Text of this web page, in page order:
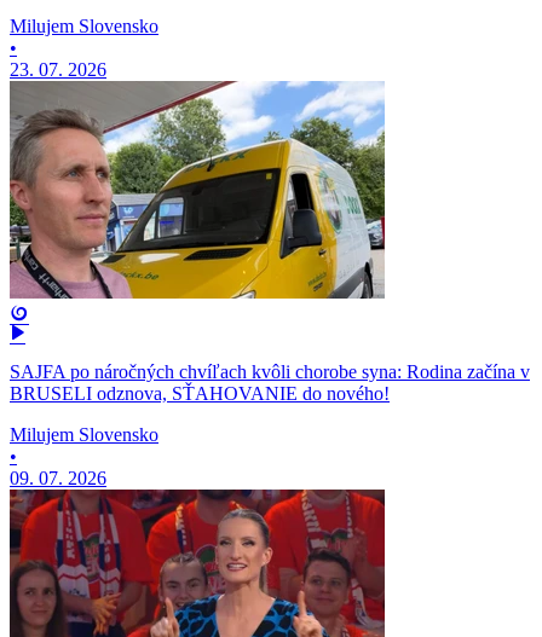
Milujem Slovensko
•
23. 07. 2026
SAJFA po náročných chvíľach kvôli chorobe syna: Rodina začína v
BRUSELI odznova, SŤAHOVANIE do nového!
Milujem Slovensko
•
09. 07. 2026